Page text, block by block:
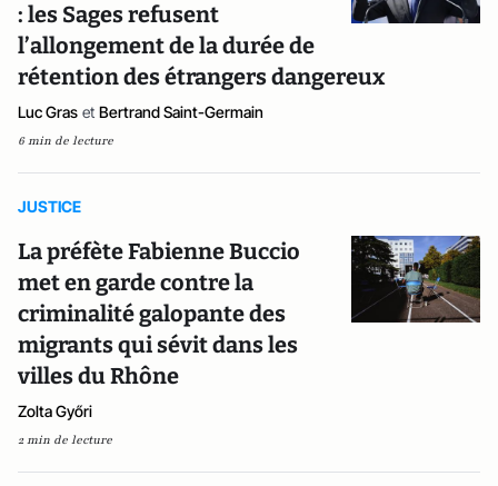
: les Sages refusent
l’allongement de la durée de
rétention des étrangers dangereux
Luc Gras et Bertrand Saint-Germain
6 min de lecture
JUSTICE
La préfète Fabienne Buccio
met en garde contre la
criminalité galopante des
migrants qui sévit dans les
villes du Rhône
Zolta Győri
2 min de lecture